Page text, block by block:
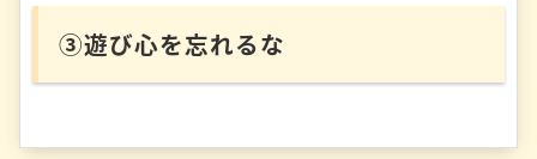
③遊び心を忘れるな